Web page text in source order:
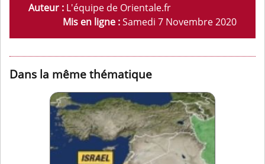
Auteur : L'équipe de Orientale.fr
Mis en ligne :Samedi 7 Novembre 2020
Dans la même thématique